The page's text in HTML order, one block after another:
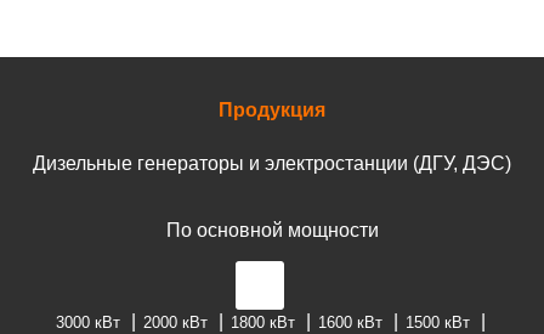
Продукция
Дизельные генераторы и электростанции (ДГУ, ДЭС)
По основной мощности
3000 кВт 2000 кВт 1800 кВт 1600 кВт
1500 кВт